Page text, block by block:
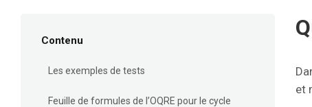
Contenu
Les exemples de tests
Feuille de formules de l’OQRE pour le cycle
et